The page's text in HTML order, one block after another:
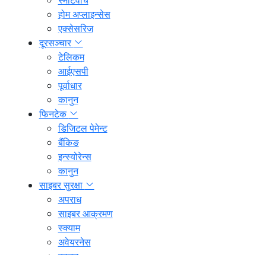
होम अप्लाइन्सेस
एक्सेसरिज
दूरसञ्चार
टेलिकम
आईएसपी
पूर्वाधार
कानुन
फिनटेक
डिजिटल पेमेन्ट
बैंकिङ
इन्स्योरेन्स
कानुन
साइबर सुरक्षा
अपराध
साइबर आक्रमण
स्क्याम
अवेयरनेस